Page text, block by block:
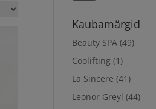
Kaubamärgid
Beauty SPA (49)
Coolifting (1)
La Sincere (41)
Leonor Greyl (44)